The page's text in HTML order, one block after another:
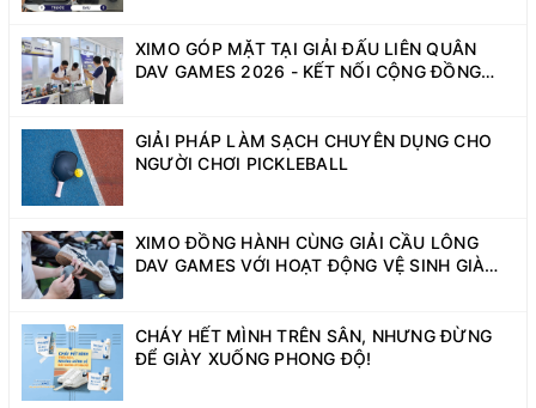
XIMO GÓP MẶT TẠI GIẢI ĐẤU LIÊN QUÂN
DAV GAMES 2026 - KẾT NỐI CỘNG ĐỒNG
GIẢI PHÁP LÀM SẠCH CHUYÊN DỤNG CHO
NGƯỜI CHƠI PICKLEBALL
XIMO ĐỒNG HÀNH CÙNG GIẢI CẦU LÔNG
DAV GAMES VỚI HOẠT ĐỘNG VỆ SINH GIÀY
CHÁY HẾT MÌNH TRÊN SÂN, NHƯNG ĐỪNG
ĐỂ GIÀY XUỐNG PHONG ĐỘ!